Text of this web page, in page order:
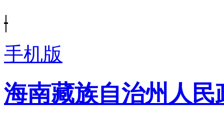
|
手机版
海南藏族自治州人民